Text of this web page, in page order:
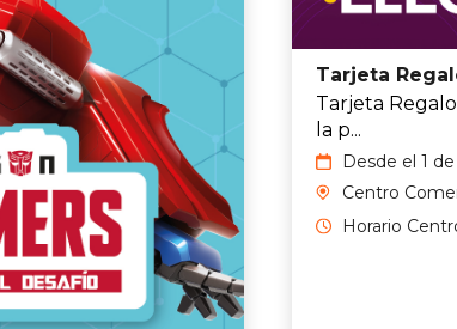
Tarjeta
Tarjeta
la p...
Desde el 1
2026 hasta el
del 2026
Centro
Horario